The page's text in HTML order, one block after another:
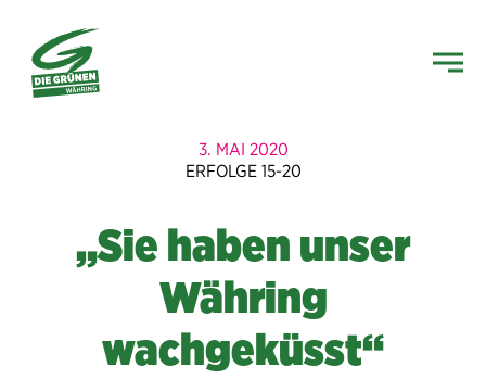
3. MAI 2020
ERFOLGE 15-20
„Sie haben unser
Währing
wachgeküsst“